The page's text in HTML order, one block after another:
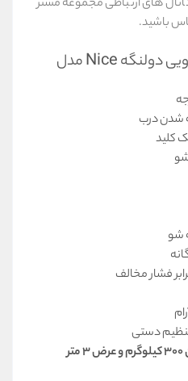
کانال های ارتباطی مجموعه مستر
باشید.
ویزگی های مهم جک بازویی دولنگه Nice مدل
شدن درب
کلید
شو
فشار مخالف
تنظيم دستی